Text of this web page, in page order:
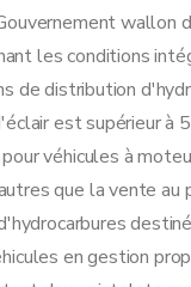
wallon
les conditions
de distribution
est supérieur à
véhicules à
que la vente au
en gestion